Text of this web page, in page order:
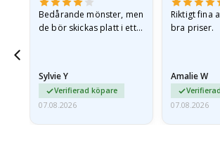
Bedårande mönster, men
de bör skickas platt i ett
Sylvie Y
Verifierad köpare
07.08.2026
Riktigt fina
bra priser.
Amalie W
07.08.2026